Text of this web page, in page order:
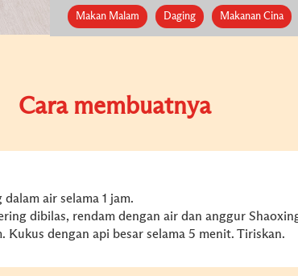
Makan Malam Daging Makanan Cina
Cara membuatnya
dalam air selama 1 jam.
dibilas, rendam dengan air dan anggur
Kukus dengan api besar selama 5 menit. Tiriskan.